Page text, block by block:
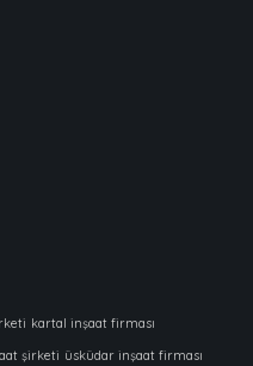
kartal inşaat firması
şirketi üsküdar inşaat firması